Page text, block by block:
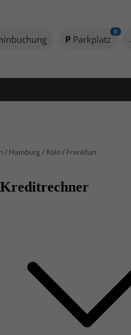
Parkplatz
0
/ Hamburg / Köln / Frankfurt